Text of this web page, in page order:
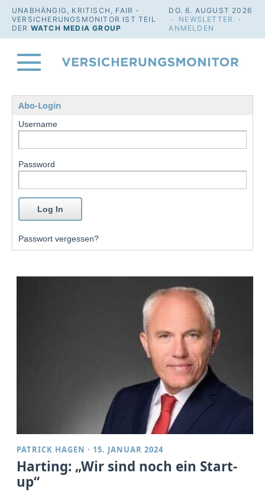
UNABHÄNGIG, KRITISCH, FAIR -
VERSICHERUNGSMONITOR IST TEIL
DER WATCH MEDIA GROUP
DO. 6. AUGUST 2026
· NEWSLETTER
·
ANMELDEN
Abo-Login
Username
Password
Passwort vergessen?
PATRICK HAGEN · 15. JANUAR 2024
Harting: „Wir sind noch ein Start-
up“